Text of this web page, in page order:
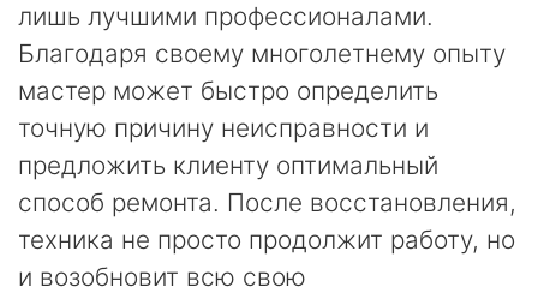
лишь лучшими профессионалами.
Благодаря своему многолетнему опыту
мастер может быстро определить
точную причину неисправности и
предложить клиенту оптимальный
способ ремонта. После восстановления,
техника не просто продолжит работу, но
и возобновит всю свою